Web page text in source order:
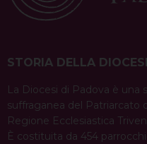
STORIA DELLA DIOCESI
La Diocesi di Padova è una
suffraganea del Patriarcato
Regione Ecclesiastica
È costituita da 454